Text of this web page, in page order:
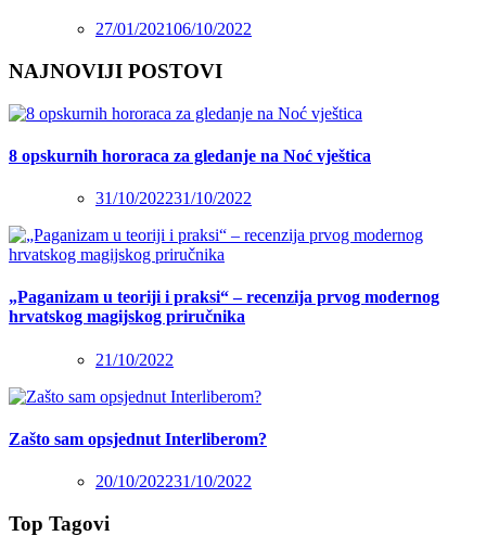
27/01/202106/10/2022
NAJNOVIJI POSTOVI
8 opskurnih hororaca za gledanje na Noć vještica
31/10/202231/10/2022
„Paganizam u teoriji i praksi“ – recenzija prvog modernog
hrvatskog magijskog priručnika
21/10/2022
Zašto sam opsjednut Interliberom?
20/10/202231/10/2022
Top Tagovi